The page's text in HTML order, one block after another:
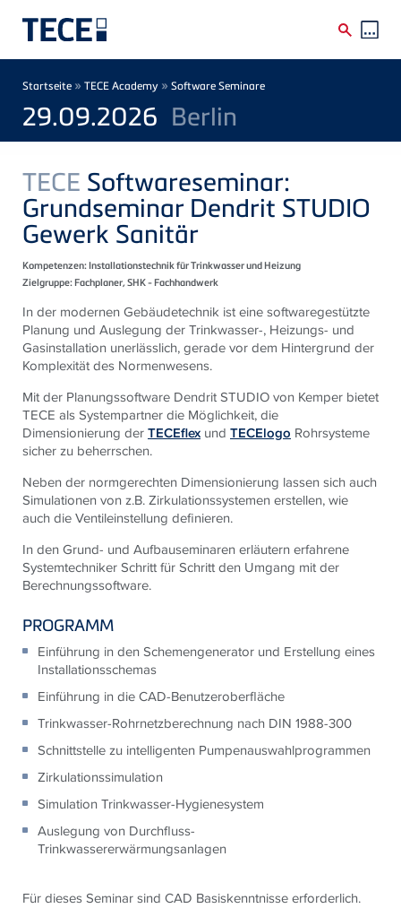
Breadcrumb
Startseite » TECE Academy » Software Seminare
29.09.2026 Berlin
TECE Softwareseminar:
Grundseminar Dendrit STUDIO
Gewerk Sanitär
Kompetenzen:Installationstechnik für Trinkwasser und Heizung
Zielgruppe:Fachplaner, SHK - Fachhandwerk
In der modernen Gebäudetechnik ist eine softwaregestützte
Planung und Auslegung der Trinkwasser-, Heizungs- und
Gasinstallation unerlässlich, gerade vor dem Hintergrund der
Komplexität des Normenwesens.
Mit der Planungssoftware Dendrit STUDIO von Kemper bietet
TECE als Systempartner die Möglichkeit, die
Dimensionierung derTECEflex und TECElogo Rohrsysteme
sicher zu beherrschen.
Neben der normgerechten Dimensionierung lassen sich auch
Simulationen von z.B. Zirkulationssystemen erstellen, wie
auch die Ventileinstellung definieren.
In den Grund- und Aufbauseminaren erläutern erfahrene
Systemtechniker Schritt für Schritt den Umgang mit der
Berechnungssoftware.
PROGRAMM
Einführung in den Schemengenerator und Erstellung eines
Installationsschemas
Einführung in die CAD-Benutzeroberfläche
Trinkwasser-Rohrnetzberechnung nach DIN 1988-300
Schnittstelle zu intelligenten Pumpenauswahlprogrammen
Zirkulationssimulation
Simulation Trinkwasser-Hygienesystem
Auslegung von Durchfluss-
Trinkwassererwärmungsanlagen
Für dieses Seminar sind CAD Basiskenntnisse erforderlich.